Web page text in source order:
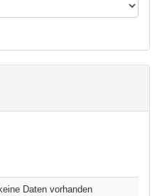
keine Daten vorhanden